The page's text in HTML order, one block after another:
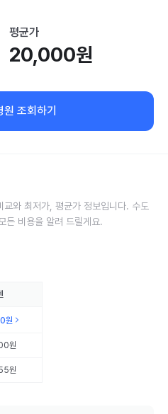
평균가
20,000원
조회하기
와 최저가, 평균가 정보입니다. 수도
든 비용을 알려 드릴게요.
원
원
원